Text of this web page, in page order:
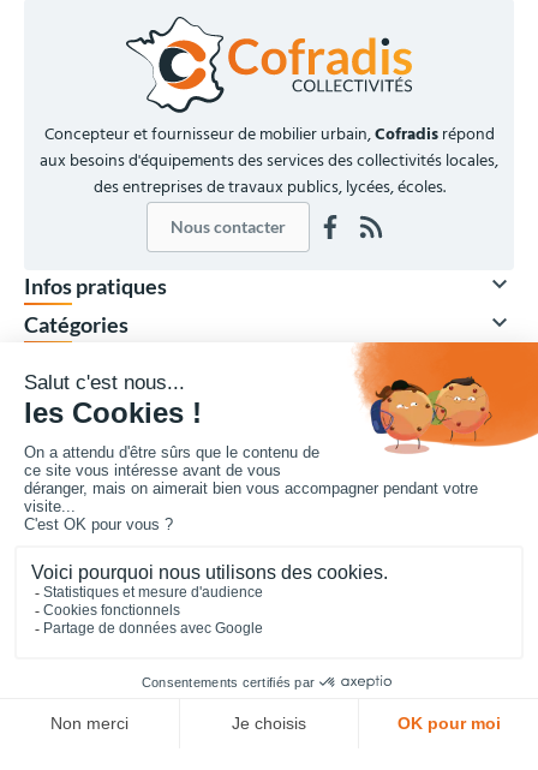
Concepteur et fournisseur de mobilier urbain,Cofradisrépond
aux besoins d'équipements des services des collectivités locales,
des entreprises de travaux publics, lycées, écoles.
Nous contacter
Infos pratiques 
Catégories 
Votre compte 
Vos achats collectivités en ligne sécurisés 7 J/7
Plan du site